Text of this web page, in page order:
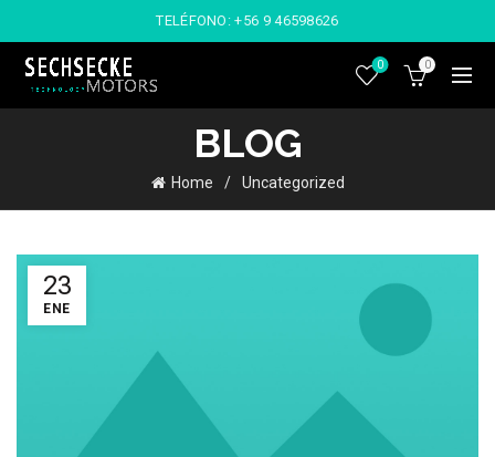
TELÉFONO:+56 9 46598626
0 0
BLOG
Home Uncategorized
23
ENE